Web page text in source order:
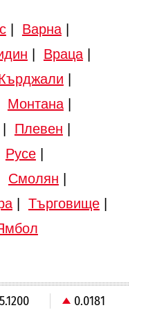
| Варна|
Враца|
Монтана|
Плевен
Русе|
Смолян
| Търговище|
0.0181